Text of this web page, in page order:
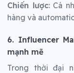
Chiến lược: Cá
hàng và
6. Influencer
mạnh mẽ
Trong thời đại